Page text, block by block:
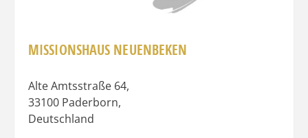
MISSIONSHAUS NEUENBEKEN
Alte Amtsstraße 64,
33100 Paderborn,
Deutschland